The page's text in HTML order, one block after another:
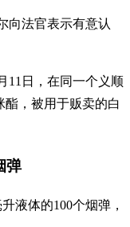
向法官表示有意认
11日，在同一个义顺
酯，被用于贩卖的白
弹
液体的100个烟弹，